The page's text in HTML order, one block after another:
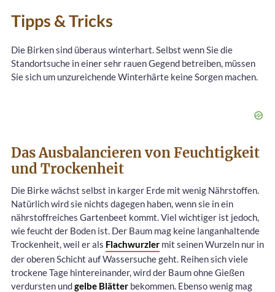
Tipps & Tricks
Die Birken sind überaus winterhart. Selbst wenn Sie die
Standortsuche in einer sehr rauen Gegend betreiben, müssen
Sie sich um unzureichende Winterhärte keine Sorgen machen.
Das Ausbalancieren von Feuchtigkeit
und Trockenheit
Die Birke wächst selbst in karger Erde mit wenig Nährstoffen.
Natürlich wird sie nichts dagegen haben, wenn sie in ein
nährstoffreiches Gartenbeet kommt. Viel wichtiger ist jedoch,
wie feucht der Boden ist. Der Baum mag keine langanhaltende
Trockenheit, weil er als Flachwurzler mit seinen Wurzeln nur in
der oberen Schicht auf Wassersuche geht. Reihen sich viele
trockene Tage hintereinander, wird der Baum ohne Gießen
verdursten undgelbe Blätter bekommen. Ebenso wenig mag